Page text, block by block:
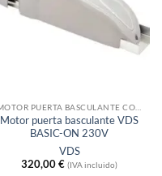
Motor puerta basculante VDS
BASIC-ON 230V
VDS
320,00€ (IVA incluido)